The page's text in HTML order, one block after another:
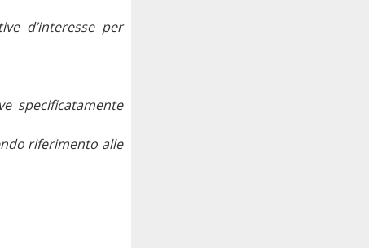
d’interesse per
specificatamente
riferimento alle